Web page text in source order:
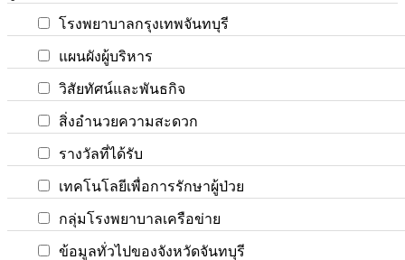
โรงพยาบาลกรุงเทพจันทบุรี
แผนผังผู้บริหาร
วิสัยทัศน์และพันธกิจ
สิ่งอำนวยความสะดวก
รางวัลที่ได้รับ
เทคโนโลยีเพื่อการรักษาผู้ป่วย
กลุ่มโรงพยาบาลเครือข่าย
ข้อมูลทั่วไปของจังหวัดจันทบุรี